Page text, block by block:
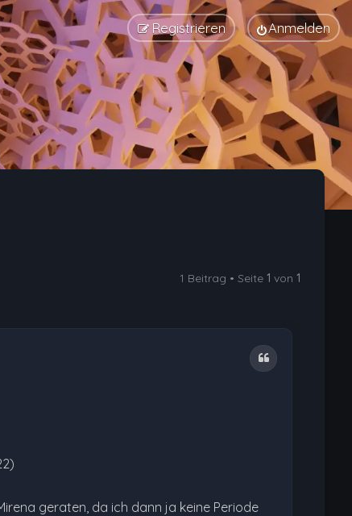
Anmelden
Registrieren
1 Beitrag • Seite1 von1
Zitat
geraten, da ich dann ja keine Periode